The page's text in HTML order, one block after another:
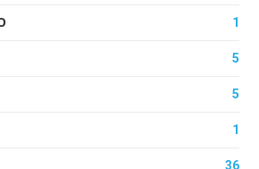
1
5
5
1
36